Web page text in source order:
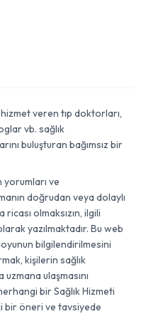
veren tıp doktorları,
vb. sağlık
buluşturan bağımsız bir
ve
doğrudan veya dolaylı
olmaksızın, ilgili
yazılmaktadır. Bu web
bilgilendirilmesini
kişilerin sağlık
ulaşmasını
bir Sağlık Hizmeti
bir öneri ve tavsiyede